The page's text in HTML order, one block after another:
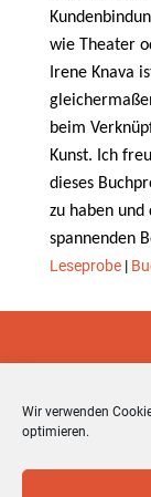
Wir verwenden
optimieren.
wie Theater
Irene Knava
beim
Kunst. Ich
dieses
zu haben
spannenden
Leseprobe |